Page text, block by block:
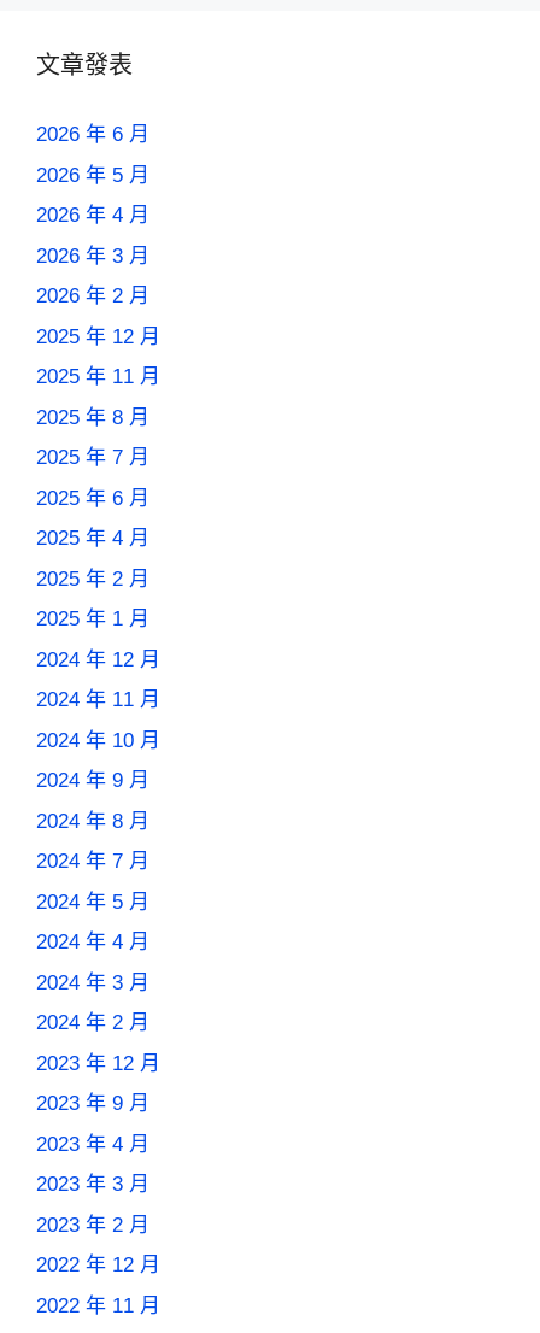
文章發表
2026 年 6 月
2026 年 5 月
2026 年 4 月
2026 年 3 月
2026 年 2 月
2025 年 12 月
2025 年 11 月
2025 年 8 月
2025 年 7 月
2025 年 6 月
2025 年 4 月
2025 年 2 月
2025 年 1 月
2024 年 12 月
2024 年 11 月
2024 年 10 月
2024 年 9 月
2024 年 8 月
2024 年 7 月
2024 年 5 月
2024 年 4 月
2024 年 3 月
2024 年 2 月
2023 年 12 月
2023 年 9 月
2023 年 4 月
2023 年 3 月
2023 年 2 月
2022 年 12 月
2022 年 11 月